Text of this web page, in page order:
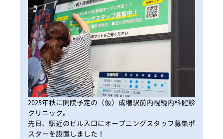
2025年秋に開院予定の（仮）成増駅前内視鏡内科健診
クリニック。
先日、駅近のビル入口にオープニングスタッフ募集ポ
スターを設置しました！